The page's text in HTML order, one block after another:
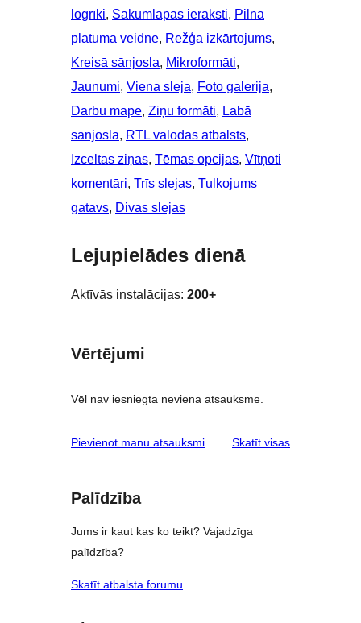
logrīki, Sākumlapas ieraksti, Pilna
platuma veidne, Režģa izkārtojums
Kreisā sānjosla, Mikroformāti
Jaunumi, Viena sleja, Foto galerija
Darbu mape, Ziņu formāti, Labā
sānjosla, RTL valodas atbalsts
Izceltas ziņas, Tēmas opcijas, Vītņoti
komentāri, Trīs slejas, Tulkojums
gatavs, Divas slejas
Lejupielādes dienā
Aktīvās instalācijas: 200+
Vērtējumi
Vēl nav iesniegta neviena atsauksme.
Pievienot manu atsauksmi Skatīt visasatsauksmes
Palīdzība
Jums ir kaut kas ko teikt? Vajadzīga
palīdzība?
Skatīt atbalsta forumu